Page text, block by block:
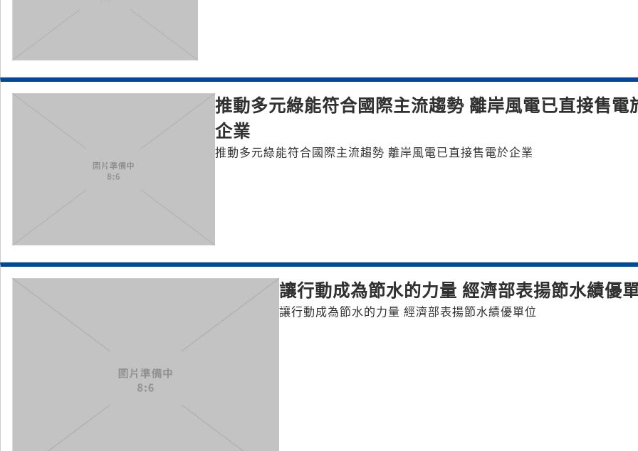
推動多元綠能符合國際主流趨勢 離岸風電已直接售電
企業
推動多元綠能符合國際主流趨勢 離岸風電已直接售電於企業
讓行動成為節水的力量 經濟部表揚節水績優
讓行動成為節水的力量 經濟部表揚節水績優單位